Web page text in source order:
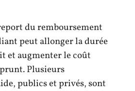
du remboursement
peut allonger la durée
et augmenter le coût
Plusieurs
publics et privés, sont